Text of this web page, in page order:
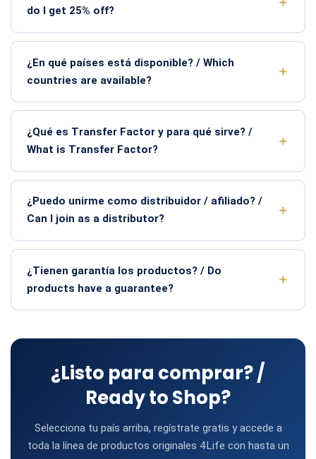
do I get 25% off?
¿En qué países está disponible? / Which
countries are available?
¿Qué es Transfer Factor y para qué sirve? /
What is Transfer Factor?
¿Puedo unirme como distribuidor / afiliado? /
Can I join as a distributor?
¿Tienen garantía los productos? / Do
products have a guarantee?
¿Listo para comprar? /
Ready to Shop?
Selecciona tu país arriba, regístrate gratis y accede a
toda la línea de productos originales 4Life con hasta un